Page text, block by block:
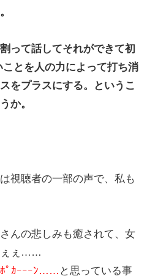
って話してそれができて初
とを人の力によって打ち消
をプラスにする。というこ
か。
視聴者の一部の声で、私も
んの悲しみも癒されて、女
ぇぇ……
ﾎﾟｶｰｰｰﾝ…… と思っている事